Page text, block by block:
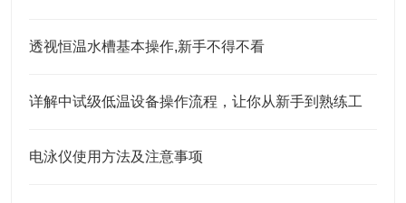
透视恒温水槽基本操作,新手不得不看
详解中试级低温设备操作流程，让你从新手到熟练工
电泳仪使用方法及注意事项